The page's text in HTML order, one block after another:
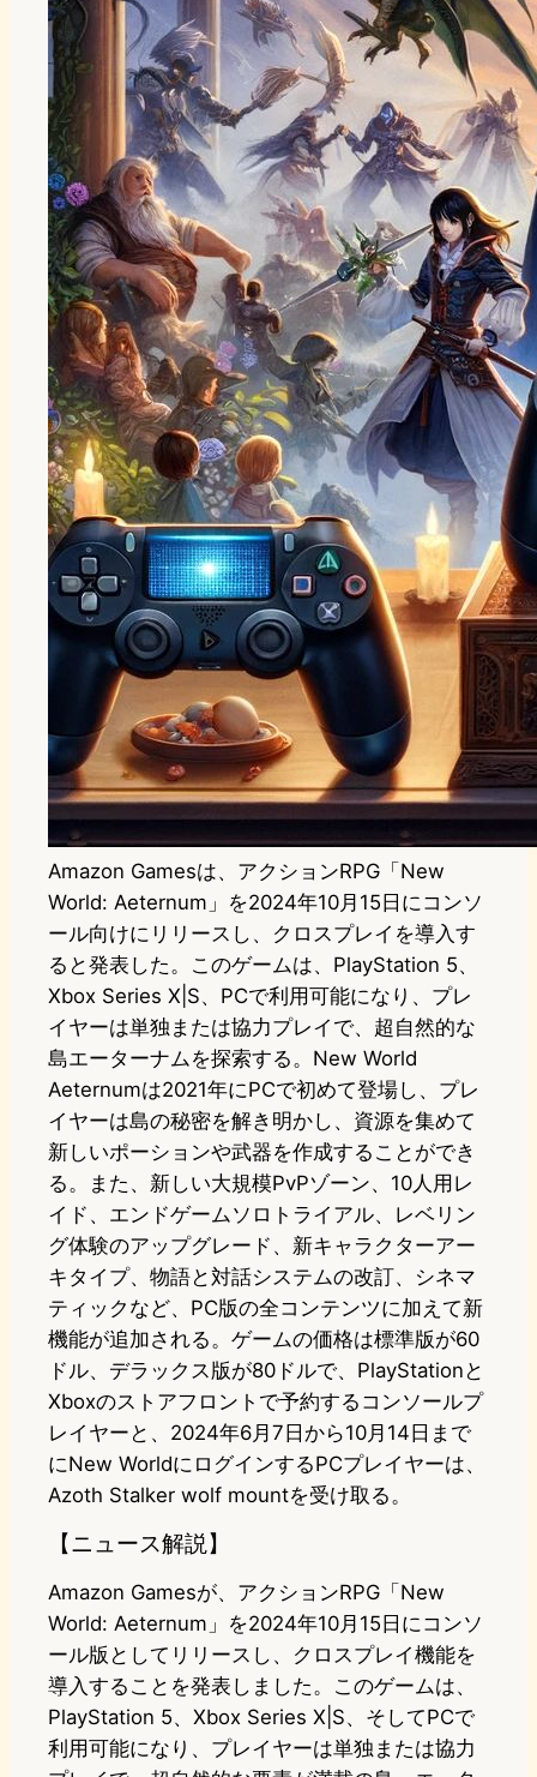
Amazon Gamesは、アクションRPG「New
World: Aeternum」を2024年10月15日にコンソ
ール向けにリリースし、クロスプレイを導入す
ると発表した。このゲームは、PlayStation 5、
Xbox Series X|S、PCで利用可能になり、プレ
イヤーは単独または協力プレイで、超自然的な
島エーターナムを探索する。New World
Aeternumは2021年にPCで初めて登場し、プレ
イヤーは島の秘密を解き明かし、資源を集めて
新しいポーションや武器を作成することができ
る。また、新しい大規模PvPゾーン、10人用レ
イド、エンドゲームソロトライアル、レベリン
グ体験のアップグレード、新キャラクターアー
キタイプ、物語と対話システムの改訂、シネマ
ティックなど、PC版の全コンテンツに加えて新
機能が追加される。ゲームの価格は標準版が60
ドル、デラックス版が80ドルで、PlayStationと
Xboxのストアフロントで予約するコンソールプ
レイヤーと、2024年6月7日から10月14日まで
にNew WorldにログインするPCプレイヤーは、
Azoth Stalker wolf mountを受け取る。
【ニュース解説】
Amazon Gamesが、アクションRPG「New
World: Aeternum」を2024年10月15日にコンソ
ール版としてリリースし、クロスプレイ機能を
導入することを発表しました。このゲームは、
PlayStation 5、Xbox Series X|S、そしてPCで
利用可能になり、プレイヤーは単独または協力